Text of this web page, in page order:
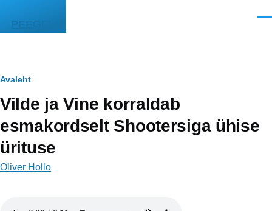
PEEGEL
Leivapuru
Avaleht
Vilde ja Vine korraldab
esmakordselt Shootersiga ühise
ürituse
Oliver Hollo